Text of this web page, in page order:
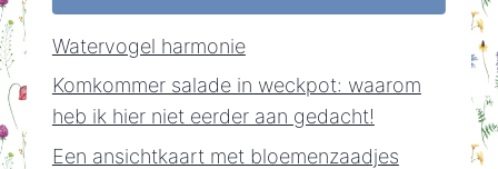
Watervogel harmonie
Komkommer salade in weckpot: waarom
heb ik hier niet eerder aan gedacht!
Een ansichtkaart met bloemenzaadjes